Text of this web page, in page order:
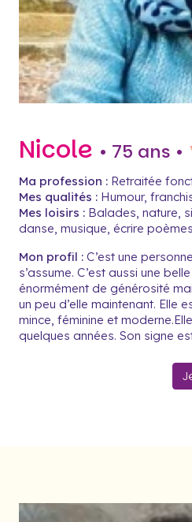
Nicole • 75 ans •
Ma profession : Retraitée
Mes qualités : Humour,
Mes loisirs : Balades, nature,
danse, musique, écrire
Mon profil : C’est une
s’assume. C’est aussi une
énormément de générosité
un peu d’elle maintenant. Elle
mince, féminine et
quelques années. Son signe